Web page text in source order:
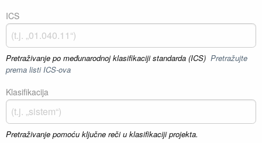
ICS
Pretraživanje po međunarodnoj klasifikaciji standarda (ICS) Pretražujte
prema listi ICS-ova
Klasifikacija
Pretraživanje pomoću ključne reči u klasifikaciji projekta.